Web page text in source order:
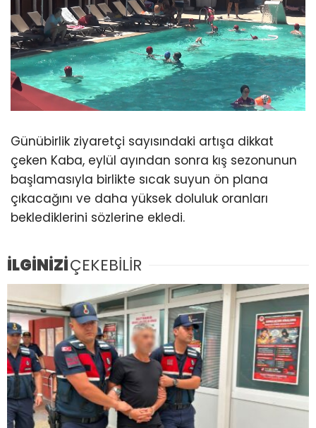
Günübirlik ziyaretçi sayısındaki artışa dikkat
çeken Kaba, eylül ayından sonra kış sezonunun
başlamasıyla birlikte sıcak suyun ön plana
çıkacağını ve daha yüksek doluluk oranları
beklediklerini sözlerine ekledi.
İLGİNİZİÇEKEBİLİR